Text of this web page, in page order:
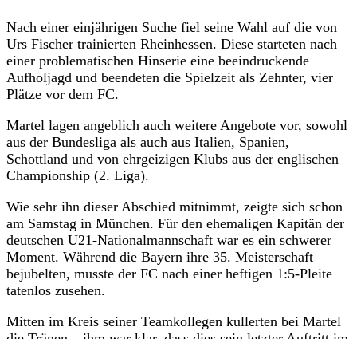
Nach einer einjährigen Suche fiel seine Wahl auf die von
Urs Fischer trainierten Rheinhessen. Diese starteten nach
einer problematischen Hinserie eine beeindruckende
Aufholjagd und beendeten die Spielzeit als Zehnter, vier
Plätze vor dem FC.
Martel lagen angeblich auch weitere Angebote vor, sowohl
aus der Bundesliga als auch aus Italien, Spanien,
Schottland und von ehrgeizigen Klubs aus der englischen
Championship (2. Liga).
Wie sehr ihn dieser Abschied mitnimmt, zeigte sich schon
am Samstag in München. Für den ehemaligen Kapitän der
deutschen U21-Nationalmannschaft war es ein schwerer
Moment. Während die Bayern ihre 35. Meisterschaft
bejubelten, musste der FC nach einer heftigen 1:5-Pleite
tatenlos zusehen.
Mitten im Kreis seiner Teamkollegen kullerten bei Martel